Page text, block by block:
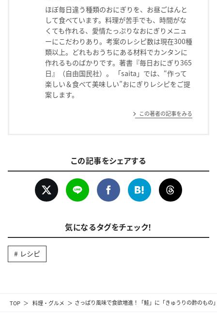
TOP 料理・グルメ さっぱり風味で食欲増進！「鮭」に「きゅうりの酢のもの
ほぼ毎日違う種類のおにぎりを、お昼ごはんと
して食べています。料理が苦手でも、時間がな
くても作れる、愛情たっぷりなおにぎりメニュ
ーにこだわりあり。考案のレシピ数は現在300種
類以上。どれもおうちにある材料でカンタンに
作れるものばかりです。著書『毎日おにぎり365
日』（自由国民社）。 「saita」では、“作って
楽しい＆食べて美味しい”おにぎりレシピをご提
案します。
この著者の記事をみる
この記事をシェアする
気になるタグをチェック！
レシピ